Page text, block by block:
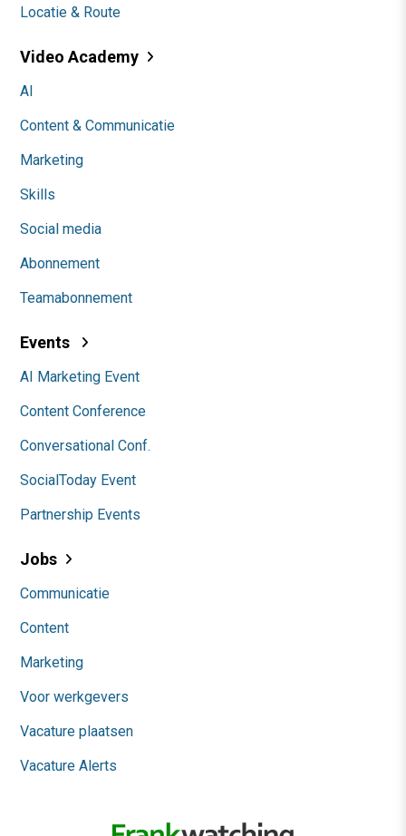
Locatie & Route
Video Academy
AI
Content & Communicatie
Marketing
Skills
Social media
Abonnement
Teamabonnement
Events
AI Marketing Event
Content Conference
Conversational Conf.
SocialToday Event
Partnership Events
Jobs
Communicatie
Content
Marketing
Voor werkgevers
Vacature plaatsen
Vacature Alerts